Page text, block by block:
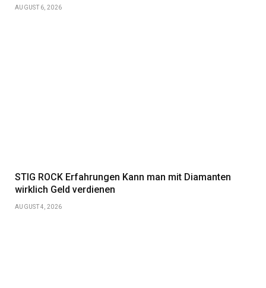
AUGUST 6, 2026
STIG ROCK Erfahrungen Kann man mit Diamanten
wirklich Geld verdienen
AUGUST 4, 2026